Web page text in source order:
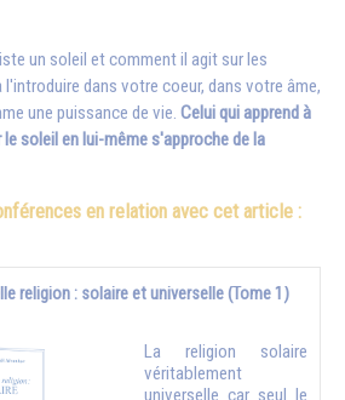
un soleil et comment il agit sur les
l'introduire dans votre coeur, dans votre âme,
une puissance de vie. Celui qui apprend à
soleil en lui-même s'approche de la
en relation avec cet article :
religion : solaire et universelle (Tome 1)
La religion solaire
véritablement
universelle car seul le